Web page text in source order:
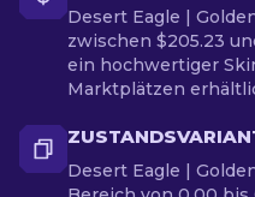
Desert Eagle |
zwischen $205.23
ein hochwertiger
Marktplätzen
Desert Eagle |